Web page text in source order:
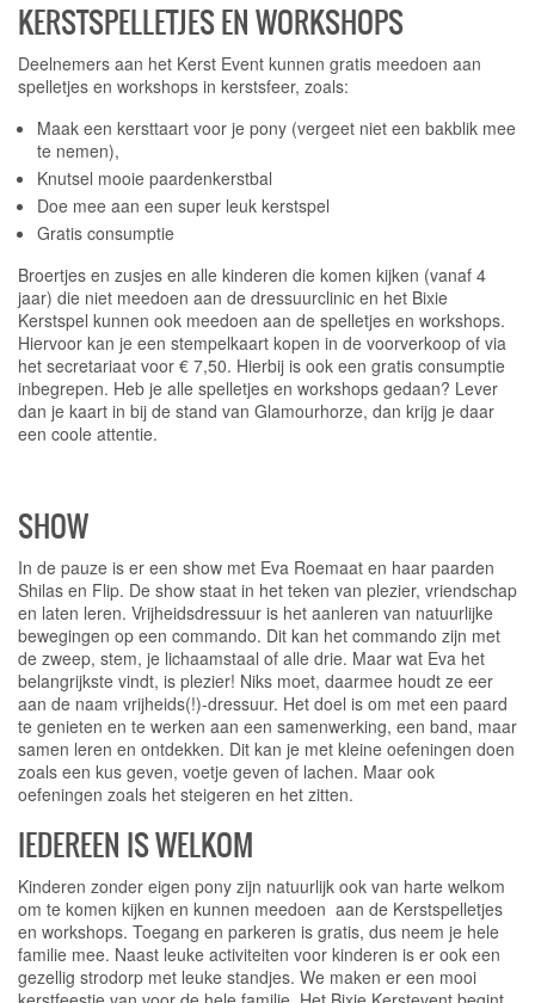
KERSTSPELLETJES EN WORKSHOPS
Deelnemers aan het Kerst Event kunnen gratis meedoen aan
spelletjes en workshops in kerstsfeer, zoals:
Maak een kersttaart voor je pony (vergeet niet een bakblik mee
te nemen),
Knutsel mooie paardenkerstbal
Doe mee aan een super leuk kerstspel
Gratis consumptie
Broertjes en zusjes en alle kinderen die komen kijken (vanaf 4
jaar) die niet meedoen aan de dressuurclinic en het Bixie
Kerstspel kunnen ook meedoen aan de spelletjes en workshops.
Hiervoor kan je een stempelkaart kopen in de voorverkoop of via
het secretariaat voor € 7,50. Hierbij is ook een gratis consumptie
inbegrepen. Heb je alle spelletjes en workshops gedaan? Lever
dan je kaart in bij de stand van Glamourhorze, dan krijg je daar
een coole attentie.
SHOW
In de pauze is er een show met Eva Roemaat en haar paarden
Shilas en Flip. De show staat in het teken van plezier, vriendschap
en laten leren. Vrijheidsdressuur is het aanleren van natuurlijke
bewegingen op een commando. Dit kan het commando zijn met
de zweep, stem, je lichaamstaal of alle drie. Maar wat Eva het
belangrijkste vindt, is plezier! Niks moet, daarmee houdt ze eer
aan de naam vrijheids(!)-dressuur. Het doel is om met een paard
te genieten en te werken aan een samenwerking, een band, maar
samen leren en ontdekken. Dit kan je met kleine oefeningen doen
zoals een kus geven, voetje geven of lachen. Maar ook
oefeningen zoals het steigeren en het zitten.
IEDEREEN IS WELKOM
Kinderen zonder eigen pony zijn natuurlijk ook van harte welkom
om te komen kijken en kunnen meedoen aan de Kerstspelletjes
en workshops. Toegang en parkeren is gratis, dus neem je hele
familie mee. Naast leuke activiteiten voor kinderen is er ook een
gezellig strodorp met leuke standjes. We maken er een mooi